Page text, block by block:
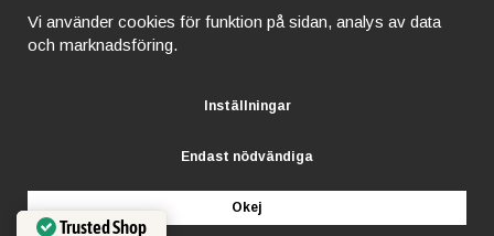
Trusted Shop
Vi använder cookies för funktion på sidan, analys av data
och marknadsföring.
Inställningar
Endast nödvändiga
Okej